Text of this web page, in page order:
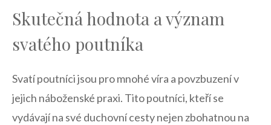
Skutečná hodnota a význam
svatého poutníka
Svatí poutníci jsou pro mnohé ⁤víra​ a povzbuzení ⁢v
jejich náboženské⁣ praxi. Tito poutníci, kteří se
⁣vydávají na⁤ své duchovní ​cesty ⁢nejen zbohatnou⁢ na